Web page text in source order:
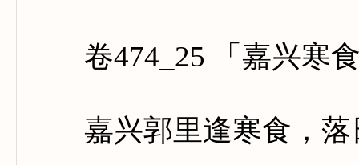
卷474_25 「嘉兴寒
嘉兴郭里逢寒食，落